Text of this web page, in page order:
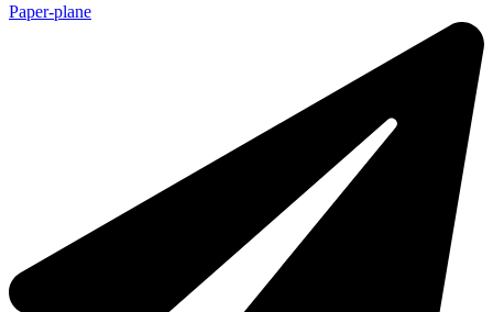
Paper-plane